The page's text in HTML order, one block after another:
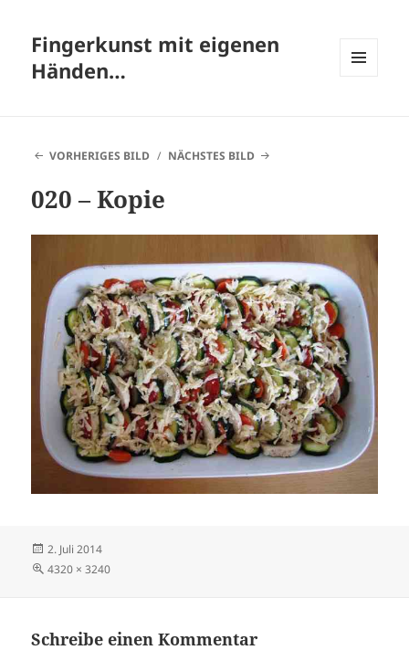
Fingerkunst mit eigenen
Händen…
VORHERIGES BILD NÄCHSTES BILD
020 – Kopie
Veröffentlicht
am
2. Juli 2014
Volle
4320 × 3240
Schreibe einen Kommentar